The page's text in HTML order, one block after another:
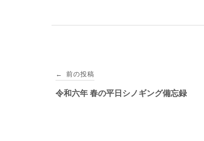
稿
← 前の投稿
令和六年 春の平日シノギング備忘録